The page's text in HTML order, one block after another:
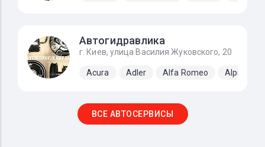
Автогидравлика
г. Киев, улица Василия Жуковского, 20
Acura Adler Alfa Romeo Alpine
ВСЕ АВТОСЕРВИСЫ